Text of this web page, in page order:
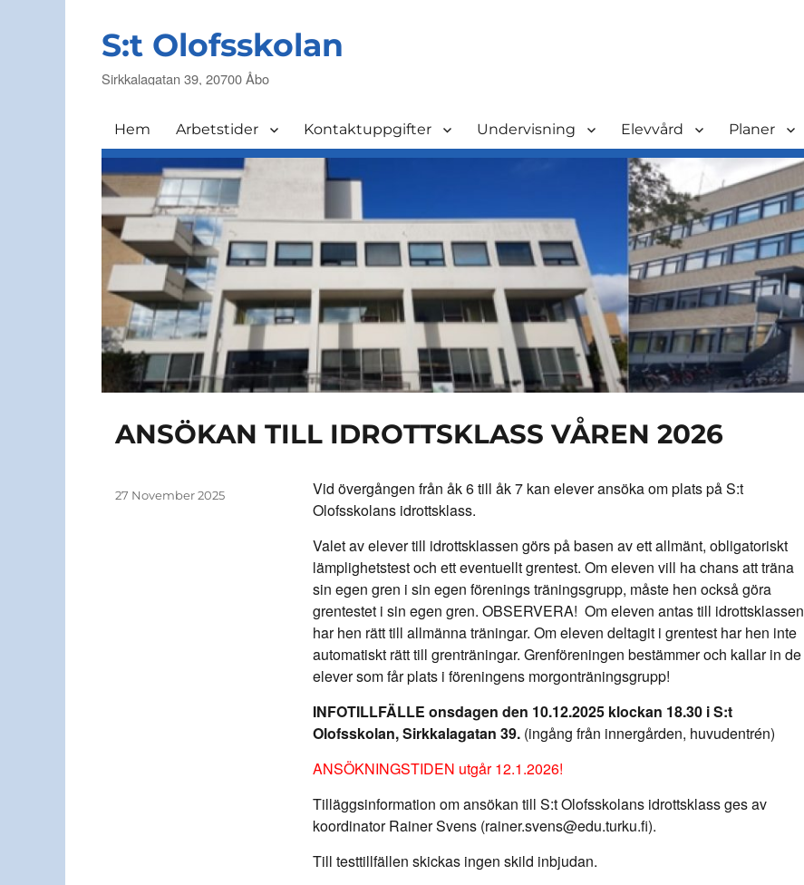
S:t Olofsskolan
Sirkkalagatan 39, 20700 Åbo
Hem Arbetstider Kontaktuppgifter Undervisning Elevvård Planer
ANSÖKAN TILL IDROTTSKLASS VÅREN 2026
Vid övergången från åk 6 till åk 7 kan elever ansöka om plats på S:t
Olofsskolans idrottsklass.
Valet av elever till idrottsklassen görs på basen av ett allmänt, obligatoriskt
lämplighetstest och ett eventuellt grentest. Om eleven vill ha chans att träna
sin egen gren i sin egen förenings träningsgrupp, måste hen också göra
grentestet i sin egen gren. OBSERVERA! Om eleven antas till idrottsklassen
har hen rätt till allmänna träningar. Om eleven deltagit i grentest har hen inte
automatiskt rätt till grenträningar. Grenföreningen bestämmer och kallar in de
elever som får plats i föreningens morgonträningsgrupp!
INFOTILLFÄLLE onsdagen den 10.12.2025 klockan 18.30 i S:t
Olofsskolan, Sirkkalagatan 39. (ingång från innergården, huvudentrén)
ANSÖKNINGSTIDEN utgår 12.1.2026!
Tilläggsinformation om ansökan till S:t Olofsskolans idrottsklass ges av
koordinator Rainer Svens (rainer.svens@edu.turku.fi).
Till testtillfällen skickas ingen skild inbjudan.
Posted
27 November 2025